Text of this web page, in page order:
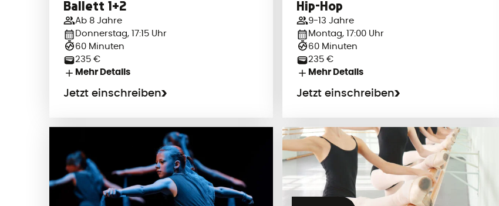
Ballett 1+2
Ab 8 Jahre
Donnerstag, 17:15 Uhr
60 Minuten
235 €
Mehr Details
Jetzt einschreiben
Hip-Hop
9-13 Jahre
Montag, 17:00 Uhr
60 Minuten
235 €
Mehr Details
Jetzt einschreiben